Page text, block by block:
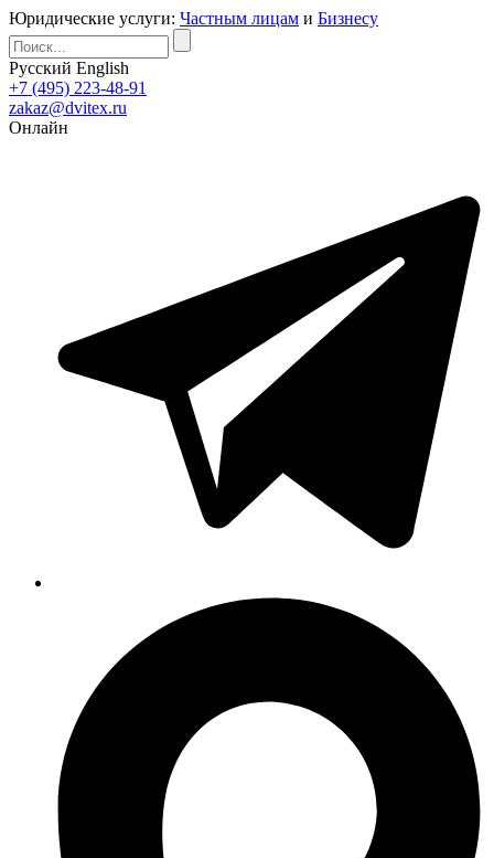
Юридические услуги: Частным лицам и Бизнесу
Русский English
+7 (495) 223-48-91
zakaz@dvitex.ru
Онлайн